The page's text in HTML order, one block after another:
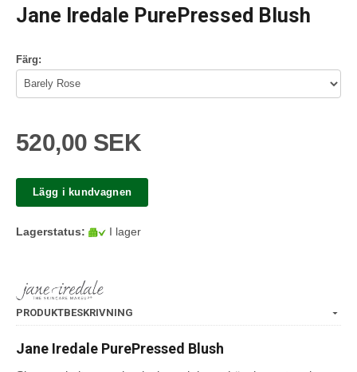
Jane Iredale PurePressed Blush
Färg:
520,00 SEK
Lägg i kundvagnen
Lagerstatus: I lager
PRODUKTBESKRIVNING
Jane Iredale PurePressed Blush